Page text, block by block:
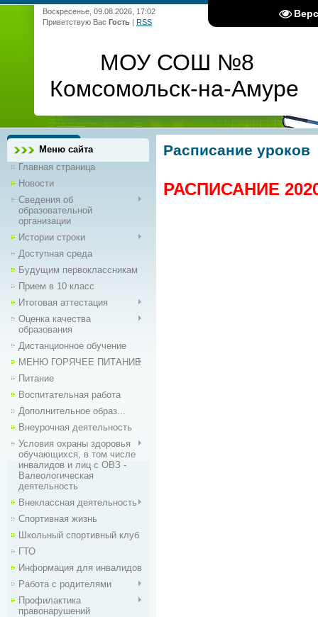
Воскресенье, 09.08.2026, 17:02
Приветствую Вас Гость | RSS
МОУ СОШ №8
Комсомольск-на-Амуре
Меню сайта
Главная страница
Новости
Сведения об
образовательной
организации
Истории строки
Доступная среда
Будущим первоклассникам
Прием в 10 класс
Итоговая аттестация
Оценка качества
образования
Дистанционное обучение
МЕНЮ ГОРЯЧЕЕ ПИТАНИЕ
Питание
Воспитательная работа
Дополнительное образ...
Внеурочная деятельность
Условия охраны здоровья
обучающихся, в том числе
инвалидов и лиц с ОВЗ -
Валеологическая
деятельность
Внекласcная деятельность
Спортивная жизнь
Школьный спортивный клуб
ГТО
Информация для инвалидов
Работа с родителями
Профилактика
правонарушений
Расписание
РАСПИСАНИЕ